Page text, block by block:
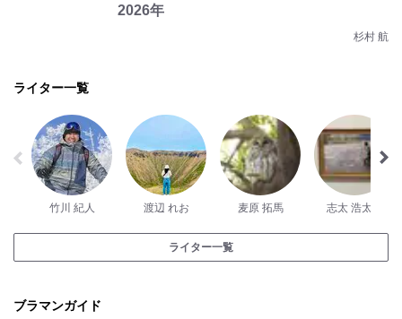
2026年
杉村 航
ライター一覧
竹川 紀人 渡辺 れお 麦原 拓馬 志太 浩太郎
ライター一覧
ブラマンガイド